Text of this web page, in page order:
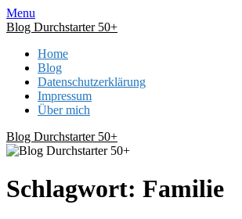
Skip
to
Menu
Blog Durchstarter 50+
Home
Blog
Datenschutzerklärung
Impressum
Über mich
Blog Durchstarter 50+
Schlagwort: Familie